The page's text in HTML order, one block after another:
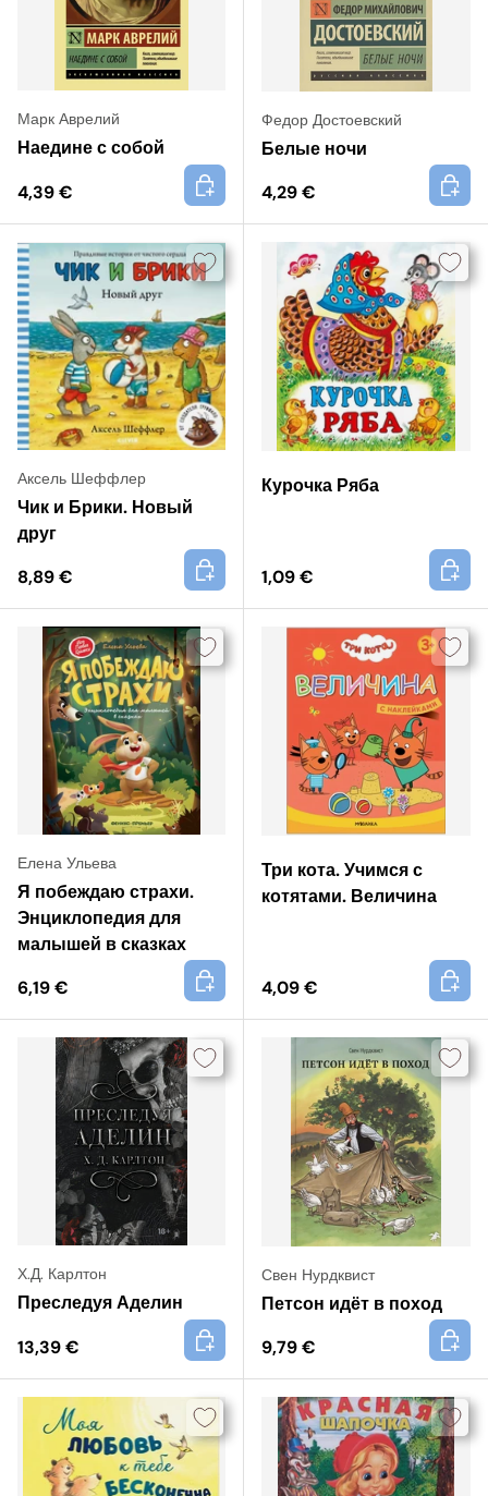
Марк Аврелий
Наедине с собой
4,39 €
+
Федор Достоевский
Белые ночи
4,29 €
+
Аксель Шеффлер
Чик и Брики. Новый
друг
8,89 €
+
Курочка Ряба
1,09 €
+
Елена Ульева
Я побеждаю страхи.
Энциклопедия для
малышей в сказках
6,19 €
+
Три кота. Учимся с
котятами. Величина
4,09 €
+
Х.Д. Карлтон
Преследуя Аделин
13,39 €
+
Свен Нурдквист
Петсон идёт в поход
9,79 €
+